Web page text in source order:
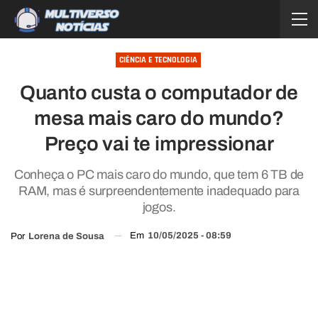
CIÊNCIA E TECNOLOGIA
Quanto custa o computador de
mesa mais caro do mundo?
Preço vai te impressionar
Conheça o PC mais caro do mundo, que tem 6 TB de
RAM, mas é surpreendentemente inadequado para
jogos.
Por Lorena de Sousa Em 10/05/2025 - 08:59